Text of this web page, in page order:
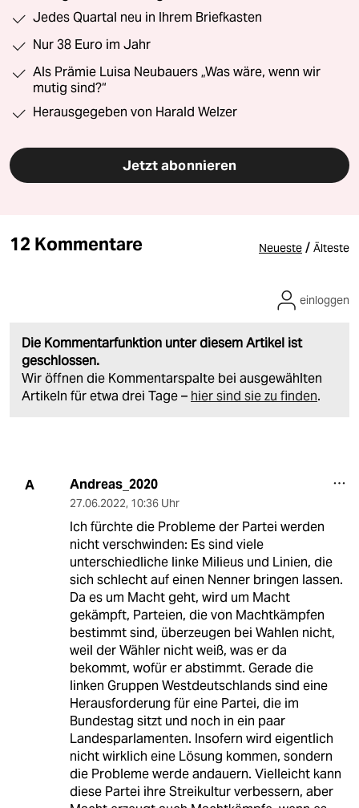
Jedes Quartal neu in Ihrem Briefkasten
Nur 38 Euro im Jahr
Als Prämie Luisa Neubauers „Was wäre, wenn wir
mutig sind?“
Herausgegeben von Harald Welzer
Jetzt abonnieren
12 Kommentare Neueste / Älteste
Die Kommentarfunktion unter diesem Artikel ist
geschlossen.
Wir öffnen die Kommentarspalte bei ausgewählten
Artikeln für etwa drei Tage – hier sind sie zu finden.
einloggen
A Andreas_2020
27.06.2022, 10:36 Uhr
Ich fürchte die Probleme der Partei werden
nicht verschwinden: Es sind viele
unterschiedliche linke Milieus und Linien, die
sich schlecht auf einen Nenner bringen lassen.
Da es um Macht geht, wird um Macht
gekämpft, Parteien, die von Machtkämpfen
bestimmt sind, überzeugen bei Wahlen nicht,
weil der Wähler nicht weiß, was er da
bekommt, wofür er abstimmt. Gerade die
linken Gruppen Westdeutschlands sind eine
Herausforderung für eine Partei, die im
Bundestag sitzt und noch in ein paar
Landesparlamenten. Insofern wird eigentlich
nicht wirklich eine Lösung kommen, sondern
die Probleme werde andauern. Vielleicht kann
diese Partei ihre Streikultur verbessern, aber